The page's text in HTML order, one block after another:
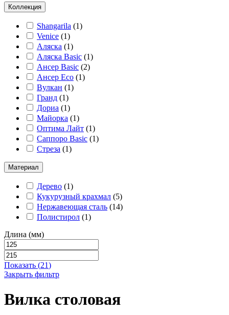
Коллекция
Shangarila (1)
Venice (1)
Аляска (1)
Аляска Basic (1)
Ансер Basic (2)
Ансер Eco (1)
Вулкан (1)
Гранд (1)
Дориа (1)
Майорка (1)
Оптима Лайт (1)
Саппоро Basic (1)
Стреза (1)
Материал
Дерево (1)
Кукурузный крахмал (5)
Нержавеющая сталь (14)
Полистирол (1)
Длина (мм)
Показать (21)
Закрыть фильтр
Вилка столовая